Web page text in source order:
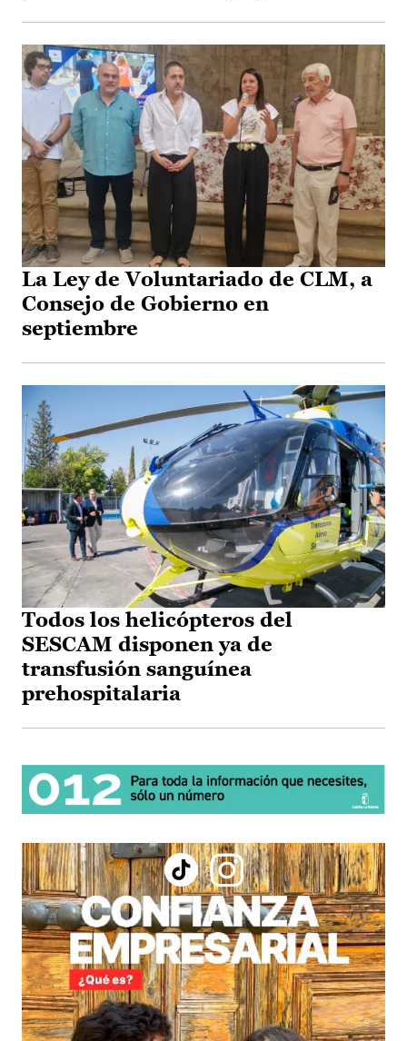
La Ley de Voluntariado de CLM, a
Consejo de Gobierno en
septiembre
Todos los helicópteros del
SESCAM disponen ya de
transfusión sanguínea
prehospitalaria